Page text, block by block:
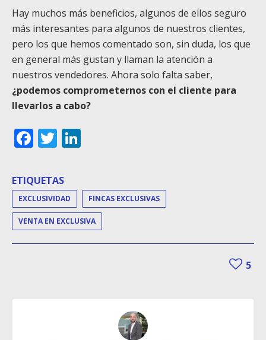
Hay muchos más beneficios, algunos de ellos seguro
más interesantes para algunos de nuestros clientes,
pero los que hemos comentado son, sin duda, los que
en general más gustan y llaman la atención a
nuestros vendedores. Ahora solo falta saber,
¿podemos comprometernos con el cliente para
llevarlos a cabo?
Facebook
Twitter
ETIQUETAS
EXCLUSIVIDAD FINCAS EXCLUSIVAS
VENTA EN EXCLUSIVA
5